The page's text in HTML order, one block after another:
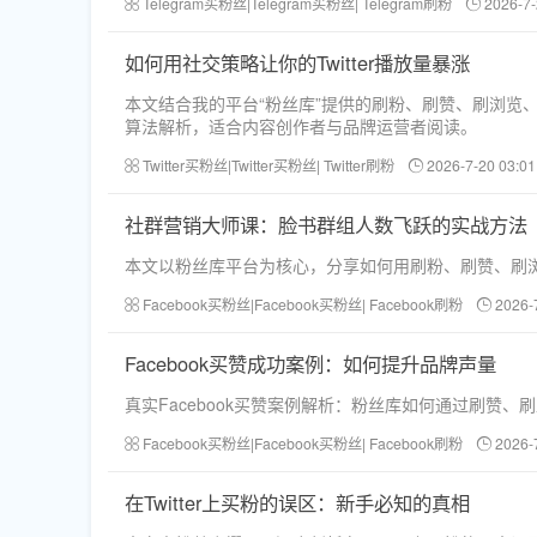
如何用社交策略让你的Twitter播放量暴涨
本文结合我的平台“粉丝库”提供的刷粉、刷赞、刷浏
算法解析，适合内容创作者与品牌运营者阅读。
Twitter买粉丝|Twitter买粉丝| Twitter刷粉 2026-7-20 03:01
社群营销大师课：脸书群组人数飞跃的实战方法
本文以粉丝库平台为核心，分享如何用刷粉、刷赞、
Facebook买粉丝|Facebook买粉丝| Facebook刷粉
Facebook买赞成功案例：如何提升品牌声量
真实Facebook买赞案例解析：粉丝库如何通过刷赞、
Facebook买粉丝|Facebook买粉丝| Facebook刷粉
在Twitter上买粉的误区：新手必知的真相